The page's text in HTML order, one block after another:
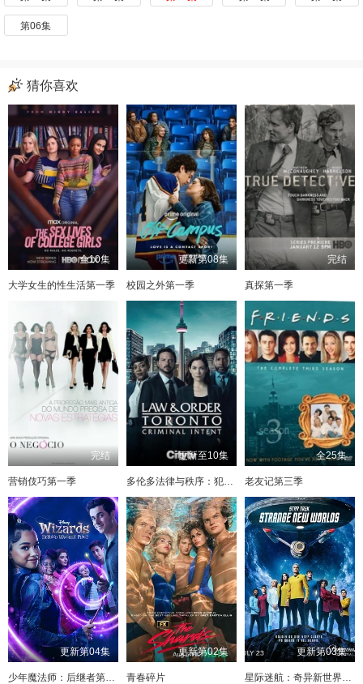
第06集
猜你喜欢
全10集
大学女生的性生活第一季
更新第08集
校园之外第一季
完结
真探第一季
完结
营销伎巧第一季
更新至10集
多伦多法律与秩序：犯罪倾向
全25集
老友记第三季
更新第04集
少年魔法师：后继者第三季
更新第02集
青春碎片
更新第03集
星际迷航：奇异新世界第四季